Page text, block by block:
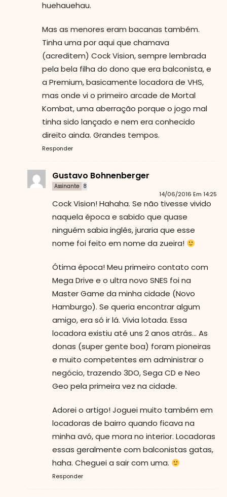
huehauehau.
Mas as menores eram bacanas também.
Tinha uma por aqui que chamava
(acreditem) Cock Vision, sempre lembrada
pela bela filha do dono que era balconista, e
a Premium, basicamente locadora de VHS,
mas onde vi o primeiro arcade de Mortal
Kombat, uma aberração porque o jogo mal
tinha sido lançado e nem era conhecido
direito ainda. Grandes tempos.
Responder
Gustavo Bohnenberger
Assinante 8
14/06/2016 Em 14:25
Cock Vision! Hahaha. Se não tivesse vivido
naquela época e sabido que quase
ninguém sabia inglês, juraria que esse
nome foi feito em nome da zueira!
Ótima época! Meu primeiro contato com
Mega Drive e o ultra novo SNES foi na
Master Game da minha cidade (Novo
Hamburgo). Se queria encontrar algum
amigo, era só ir lá. Vivia lotada. Essa
locadora existiu até uns 2 anos atrás... As
donas (super gente boa) foram pioneiras
e muito competentes em administrar o
negócio, trazendo 3DO, Sega CD e Neo
Geo pela primeira vez na cidade.
Adorei o artigo! Joguei muito também em
locadoras de bairro quando ficava na
minha avó, que mora no interior. Locadoras
essas geralmente com balconistas gatas,
haha. Cheguei a sair com uma.
Responder